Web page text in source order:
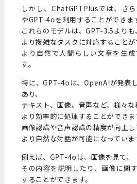
しかし、ChatGPTPlusでは、さ
やGPT-4oを利用することができま
これらのモデルは、GPT-3.5よりも、
より複雑なタスクに対応することが
より自然で人間らしい文章を生
す。
特に、GPT-4oは、OpenAIが発表
あり、
テキスト、画像、音声など、様々な
より効率的に処理することができま
画像認識や音声認識の精度が向上し
より自然な対話が可能になっていま
例えば、GPT-4oは、画像を見て、
その内容を説明したり、画像に関
することができます。